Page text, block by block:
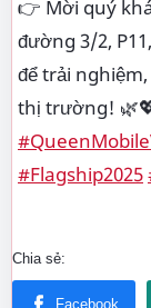
👉 Mời quý
đường 3/2,
để trải
thị trường!
#Flagship2025